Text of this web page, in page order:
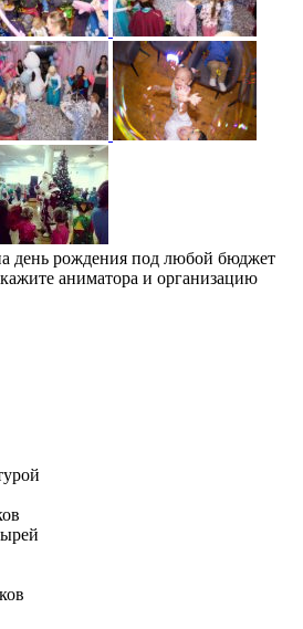
день рождения под любой бюджет
аниматора и организацию